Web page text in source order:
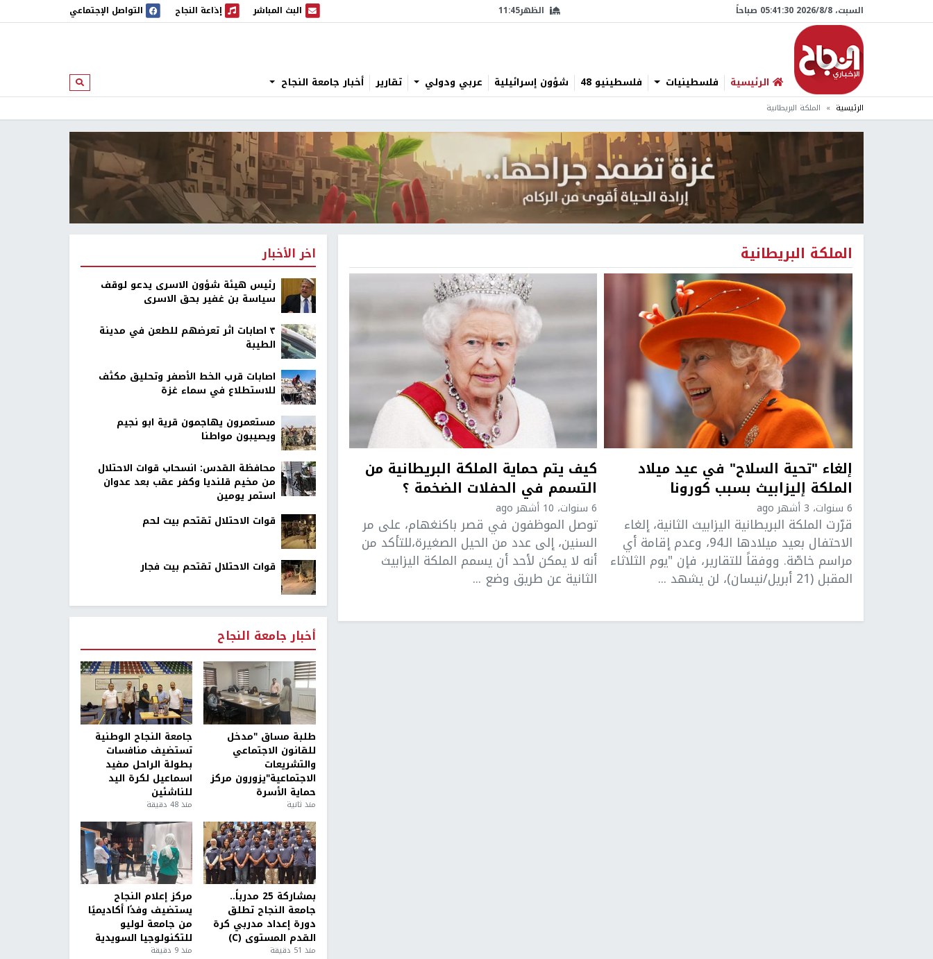
السبت، 8/‏8/‏2026 05:41:30 صباحاً الظهر11:45 البث المباشر
البث المباشر إذاعة النجاح
إذاعة النجاح التواصل الإجتماعي
الرئيسية فلسطينيات فلسطينيو 48 شؤون إسرائيلية عربي ودولي تقارير أخبار جامعة النجاح ابحث
الرئيسية الملكة البريطانية
الملكة البريطانية
إلغاء "تحية السلاح" في عيد ميلاد
الملكة إليزابيث بسبب كورونا
6 سنوات، 3 أشهر ago
قرّرت الملكة البريطانية اليزابيث الثانية، إلغاء
الاحتفال بعيد ميلادها الـ94، وعدم إقامة أي
مراسم خاصّة. ووفقاً للتقارير، فإن "يوم الثلاثاء
المقبل (21 أبريل/نيسان)، لن يشهد ...
كيف يتم حماية الملكة البريطانية من
التسمم في الحفلات الضخمة ؟
6 سنوات، 10 أشهر ago
توصل الموظفون في قصر باكنغهام، على مر
السنين، إلى عدد من الحيل الصغيرة،للتأكد من
أنه لا يمكن لأحد أن يسمم الملكة اليزابيث
الثانية عن طريق وضع ...
اخر الأخبار
رئيس هيئة شؤون الاسرى يدعو لوقف
سياسة بن غفير بحق الاسرى
٣ اصابات اثر تعرضهم للطعن في مدينة
الطيبة
اصابات قرب الخط الأصفر وتحليق مكثف
للاستطلاع في سماء غزة
مستعمرون يهاجمون قرية ابو نجيم
ويصيبون مواطنا
محافظة القدس: انسحاب قوات الاحتلال
من مخيم قلنديا وكفر عقب بعد عدوان
استمر يومين
قوات الاحتلال تقتحم بيت لحم
قوات الاحتلال تقتحم بيت فجار
أخبار جامعة النجاح
طلبة مساق "مدخل
للقانون الاجتماعي
والتشريعات
الاجتماعية"يزورون مركز
حماية الأسرة
منذ ثانية
جامعة النجاح الوطنية
تستضيف منافسات
بطولة الراحل مفيد
اسماعيل لكرة اليد
للناشئين
منذ 48 دقيقة
بمشاركة 25 مدرباً..
جامعة النجاح تطلق
دورة إعداد مدربي كرة
القدم المستوى (C)
منذ 51 دقيقة
مركز إعلام النجاح
يستضيف وفدًا أكاديميًا
من جامعة لوليو
للتكنولوجيا السويدية
منذ 9 دقيقة